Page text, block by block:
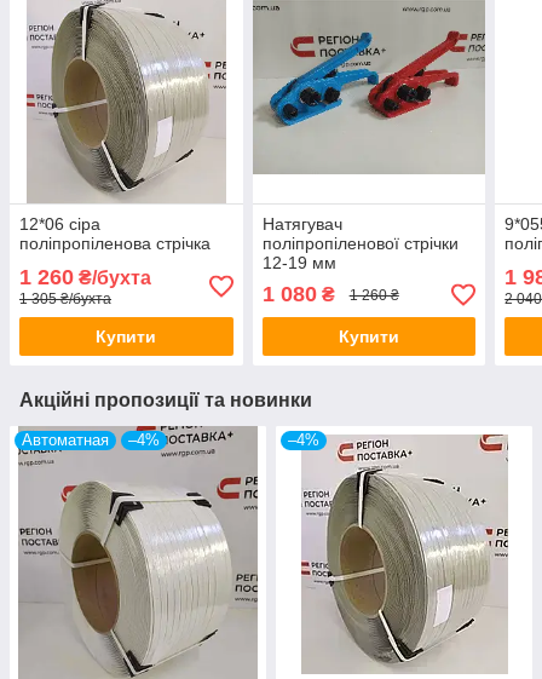
12*06 сіра
поліпропіленова стрічка
1 260 ₴/бухта
1 305 ₴/бухта
Купити
Натягувач
поліпропіленової стрічки
12-19 мм
1 080₴ 1 260 ₴
Купити
1
2
Акційні пропозиції та новинки
Автоматная –4% –4%